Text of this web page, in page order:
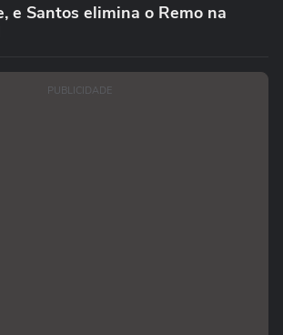
e Santos elimina o Remo na
PUBLICIDADE